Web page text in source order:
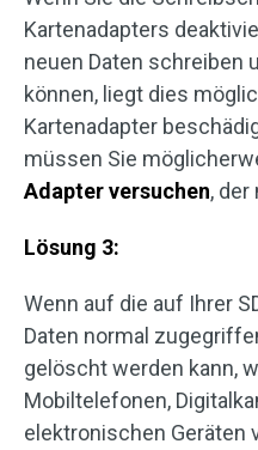
Kartenadapters
neuen Daten schreiben
können, liegt dies
Kartenadapter
müssen Sie
Adapter versuchen,
Lösung 3:
Wenn auf die auf Ihrer
Daten normal
gelöscht werden kann,
Mobiltelefonen,
elektronischen Geräten